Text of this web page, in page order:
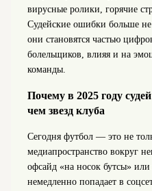
вирусные ролики, горячие
Судейские ошибки больше
они становятся частью
болельщиков, влияя и на
команды.
Почему в 2025 году
чем звезд клуба
Сегодня футбол — это не
медиапространство вокруг
офсайд «на носок бутсы»
немедленно попадает в